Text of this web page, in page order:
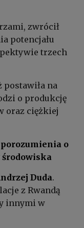
zwrócił
potencjału
trzech
postawiła na
o produkcję
oraz ciężkiej
porozumienia o
Duda.
z Rwandą
innymi w